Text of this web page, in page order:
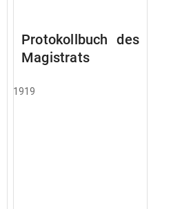
Protokollbuch des
Magistrats
1919